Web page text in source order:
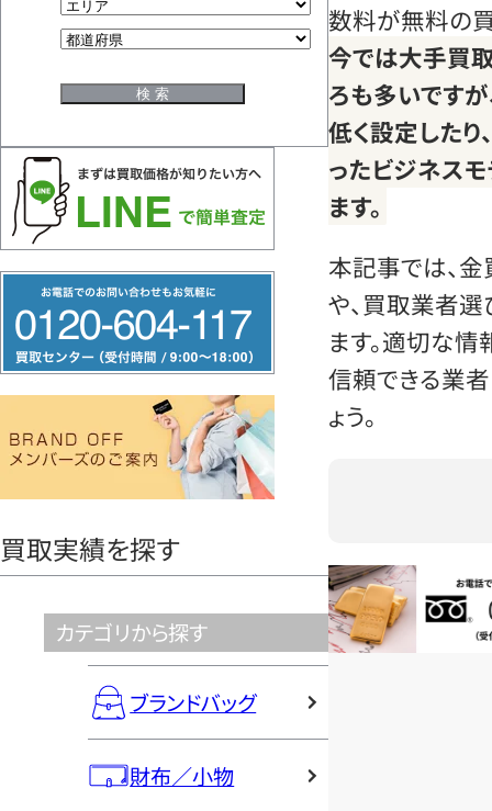
リ
ー
ヤ
買取実績を探す
カテゴリから探す
ブランドバッグ
財布／小物
数料が無料の
今では大手買
ろも多いです
低く設定したり
ったビジネス
ます。
本記事では、
や、買取業者
ます。適切な
信頼できる業
ょう。
お電話問い